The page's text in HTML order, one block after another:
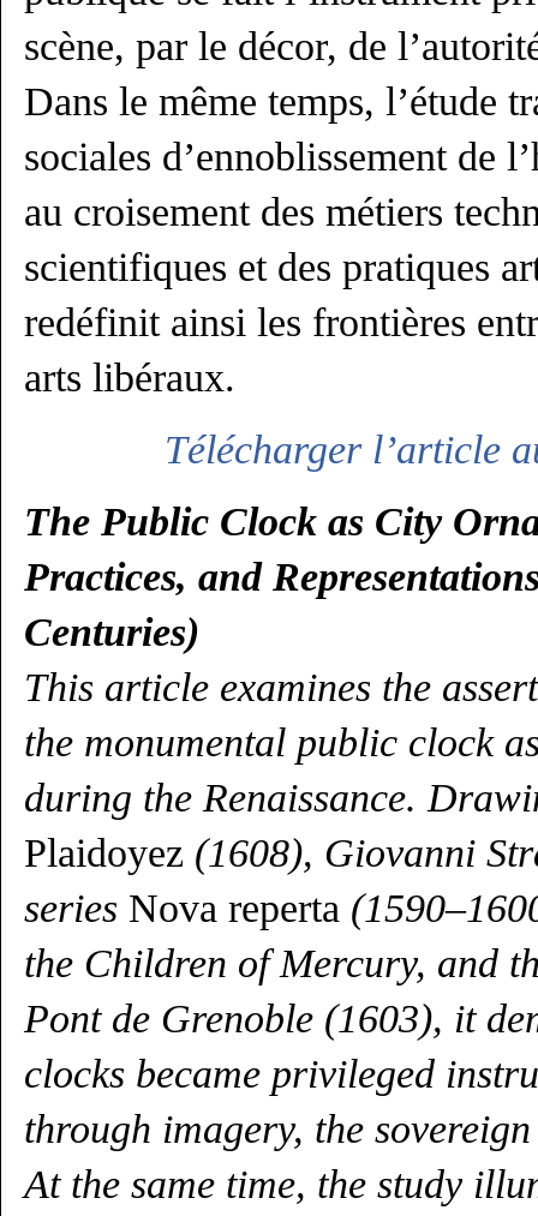
scène, par le décor, de
Dans le même temps, l’étude
sociales d’ennoblissement de
au croisement des métiers
scientifiques et des pratiques
redéfinit ainsi les frontières
arts libéraux.
Télécharger l’article
The Public Clock as City
Practices, and
Centuries)
This article examines the
the monumental public clock
during the Renaissance.
Plaidoyez (1608), Giovanni
series Nova reperta
the Children of Mercury, and
Pont de Grenoble (1603), it
clocks became privileged
through imagery, the
At the same time, the study